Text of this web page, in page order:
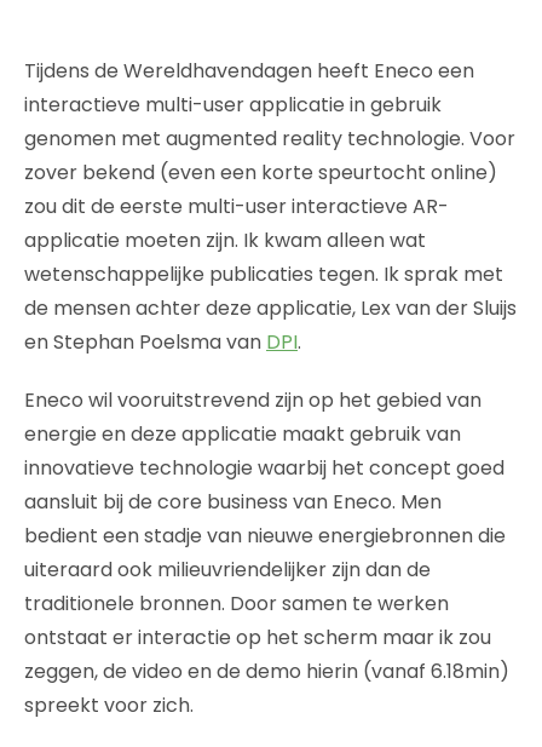
Tijdens de Wereldhavendagen heeft Eneco een
interactieve multi-user applicatie in gebruik
genomen met augmented reality technologie. Voor
zover bekend (even een korte speurtocht online)
zou dit de eerste multi-user interactieve AR-
applicatie moeten zijn. Ik kwam alleen wat
wetenschappelijke publicaties tegen. Ik sprak met
de mensen achter deze applicatie, Lex van der Sluijs
en Stephan Poelsma van DPI.
Eneco wil vooruitstrevend zijn op het gebied van
energie en deze applicatie maakt gebruik van
innovatieve technologie waarbij het concept goed
aansluit bij de core business van Eneco. Men
bedient een stadje van nieuwe energiebronnen die
uiteraard ook milieuvriendelijker zijn dan de
traditionele bronnen. Door samen te werken
ontstaat er interactie op het scherm maar ik zou
zeggen, de video en de demo hierin (vanaf 6.18min)
spreekt voor zich.